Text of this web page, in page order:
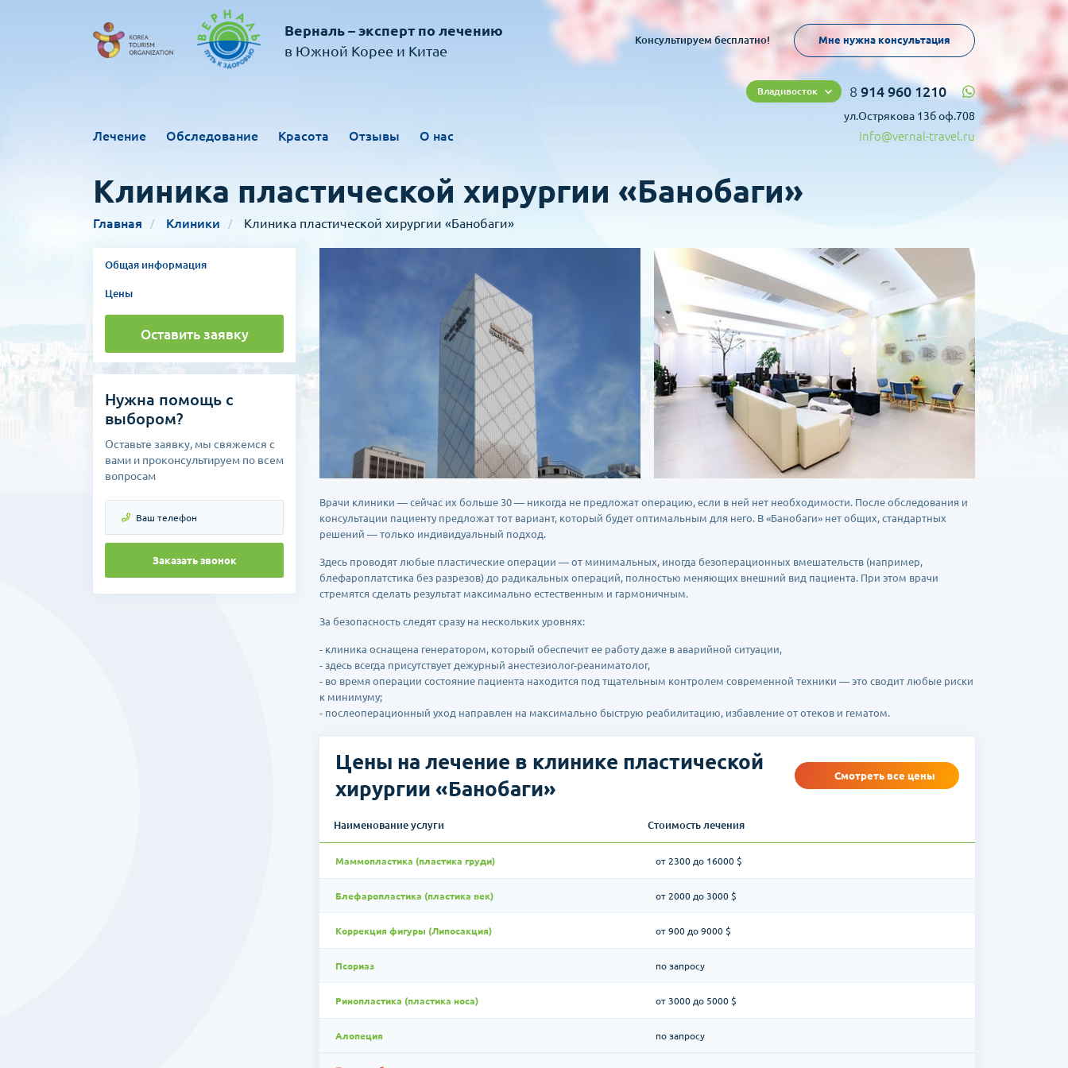
Верналь – эксперт по лечению
в Южной Корее и Китае
Консультируем бесплатно! Мне нужна консультация
Лечение Обследование Красота Отзывы О нас
Владивосток 8 914 960 1210
ул.Острякова 13б оф.708
info@vernal-travel.ru
Клиника пластической хирургии «Банобаги»
Главная Клиники Клиника пластической хирургии «Банобаги»
Общая информация
Цены
Оставить заявку
Нужна помощь с
выбором?
Оставьте заявку, мы свяжемся с
вами и проконсультируем по всем
вопросам
Заказать звонок
Врачи клиники — сейчас их больше 30 — никогда не предложат операцию, если в ней нет необходимости. После обследования и
консультации пациенту предложат тот вариант, который будет оптимальным для него. В «Банобаги» нет общих, стандартных
решений — только индивидуальный подход.
Здесь проводят любые пластические операции — от минимальных, иногда безоперационных вмешательств (например,
блефароплатстика без разрезов) до радикальных операций, полностью меняющих внешний вид пациента. При этом врачи
стремятся сделать результат максимально естественным и гармоничным.
За безопасность следят сразу на нескольких уровнях:
- клиника оснащена генератором, который обеспечит ее работу даже в аварийной ситуации,
- здесь всегда присутствует дежурный анестезиолог-реаниматолог,
- во время операции состояние пациента находится под тщательным контролем современной техники — это сводит любые риски
к минимуму;
- послеоперационный уход направлен на максимально быструю реабилитацию, избавление от отеков и гематом.
Цены на лечение в клинике пластической
хирургии «Банобаги»
Смотреть все цены
Наименование услуги Стоимость лечения
Маммопластика (пластика груди) от 2300 до 16000 $
Блефаропластика (пластика век) от 2000 до 3000 $
Коррекция фигуры (Липосакция) от 900 до 9000 $
Псориаз по запросу
Ринопластика (пластика носа) от 3000 до 5000 $
Алопеция по запросу